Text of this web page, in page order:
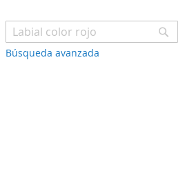
Búsqueda avanzada
Mi carrito